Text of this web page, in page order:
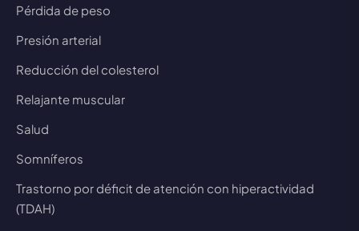
Pérdida de peso
Presión arterial
Reducción del colesterol
Relajante muscular
Salud
Somníferos
Trastorno por déficit de atención con hiperactividad
(TDAH)